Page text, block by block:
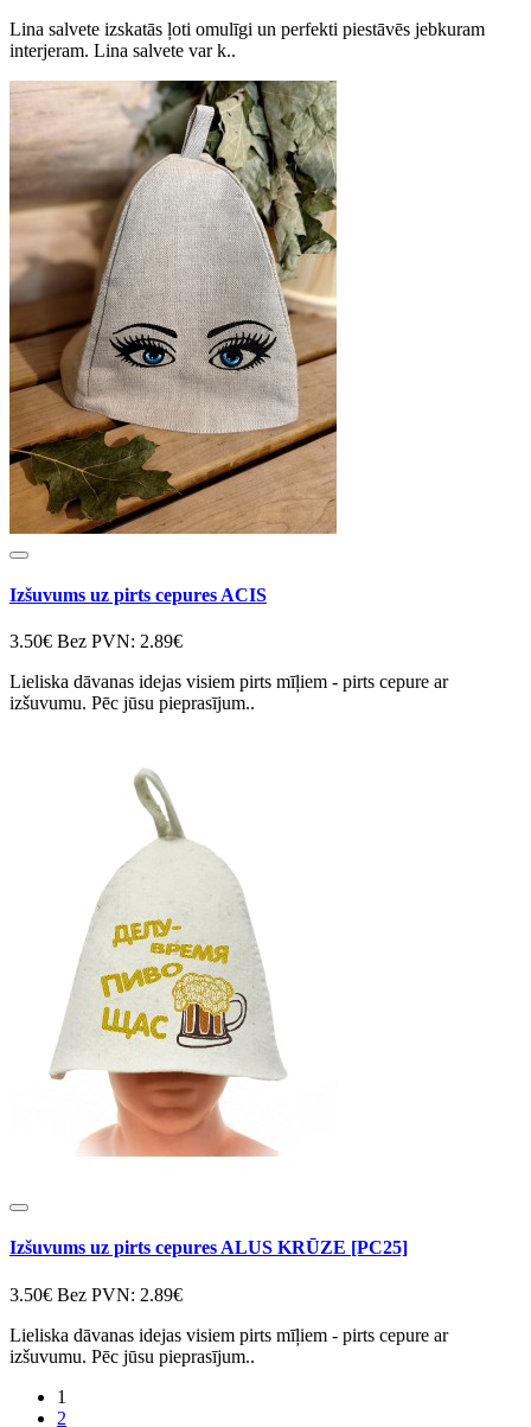
Lina salvete izskatās ļoti omulīgi un perfekti piestāvēs jebkuram
interjeram. Lina salvete var k..
Izšuvums uz pirts cepures ACIS
3.50€ Bez PVN: 2.89€
Lieliska dāvanas idejas visiem pirts mīļiem - pirts cepure ar
izšuvumu. Pēc jūsu pieprasījum..
Izšuvums uz pirts cepures ALUS KRŪZE [PC25]
3.50€ Bez PVN: 2.89€
Lieliska dāvanas idejas visiem pirts mīļiem - pirts cepure ar
izšuvumu. Pēc jūsu pieprasījum..
1
2